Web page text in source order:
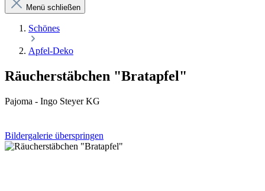
Menü schließen
Schönes
Apfel-Deko
Räucherstäbchen "Bratapfel"
Pajoma - Ingo Steyer KG
Bildergalerie überspringen